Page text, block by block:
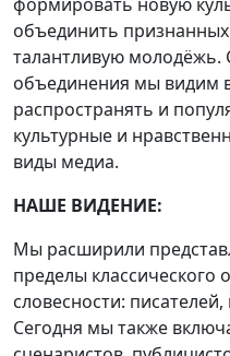
объединить
талантливую молодёжь.
объединения мы видим
распространять и
культурные и
виды медиа.
НАШЕ ВИДЕНИЕ:
Мы расширили
пределы классического
словесности:
Сегодня мы также